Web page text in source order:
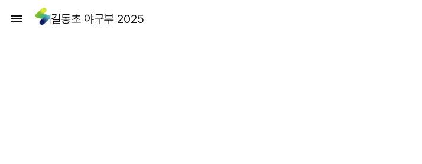
길동초 야구부 2025